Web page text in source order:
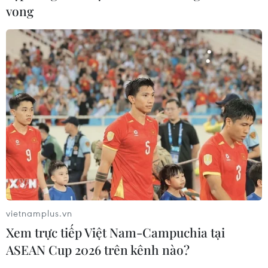
Khởi tố đối tượng giả danh Công an,
lừa đảo "chạy án" tại Đắk Lắk
06/08/2026 15:07
Cảnh sát khám xét nơi ở của Huấn
"Hoa Hồng"
06/08/2026 15:04
Bãi bỏ một số văn bản quy phạm
pháp luật không còn phù hợp
Khởi tố người đi bộ gây tai nạn chết
vong
vietnamplus.vn
Xem trực tiếp Việt Nam-Campuchia tại
ASEAN Cup 2026 trên kênh nào?